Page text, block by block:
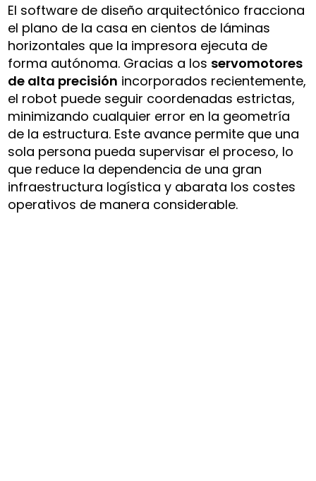
El software de diseño arquitectónico fracciona
el plano de la casa en cientos de láminas
horizontales que la impresora ejecuta de
forma autónoma. Gracias a los servomotores
de alta precisión incorporados recientemente,
el robot puede seguir coordenadas estrictas,
minimizando cualquier error en la geometría
de la estructura. Este avance permite que una
sola persona pueda supervisar el proceso, lo
que reduce la dependencia de una gran
infraestructura logística y abarata los costes
operativos de manera considerable.